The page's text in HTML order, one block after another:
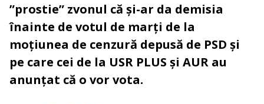
”prostie” zvonul că și-ar da demisia
înainte de votul de marți de la
moțiunea de cenzură depusă de PSD și
pe care cei de la USR PLUS și AUR au
anunțat că o vor vota.